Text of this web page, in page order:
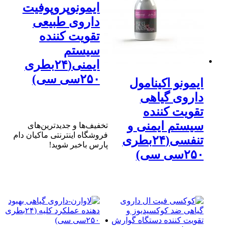
ایمونو اکینامول
داروی گیاهی
تقویت کننده
سیستم ایمنی و
تنفسی(۲۴بطری
۲۵۰سی سی)
ایمونوپروپوفیت
داروی طبیعی
تقویت کننده
سیستم
ایمنی(۲۴بطری
۲۵۰سی سی)
تخفیف‌ها و جدیدترین‌های
فروشگاه اینترنتی ماکیان دام
پارس باخبر شوید!